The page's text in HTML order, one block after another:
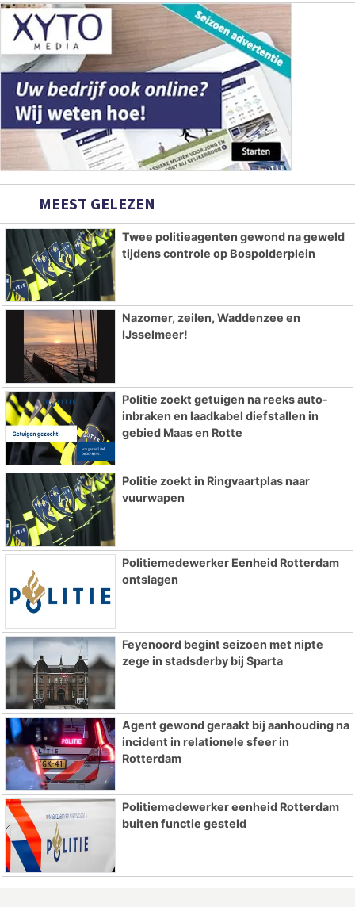
MEEST GELEZEN
Twee politieagenten gewond na geweld
tijdens controle op Bospolderplein
Nazomer, zeilen, Waddenzee en
IJsselmeer!
Politie zoekt getuigen na reeks auto-
inbraken en laadkabel diefstallen in
gebied Maas en Rotte
Politie zoekt in Ringvaartplas naar
vuurwapen
Politiemedewerker Eenheid Rotterdam
ontslagen
Feyenoord begint seizoen met nipte
zege in stadsderby bij Sparta
Agent gewond geraakt bij aanhouding na
incident in relationele sfeer in
Rotterdam
Politiemedewerker eenheid Rotterdam
buiten functie gesteld